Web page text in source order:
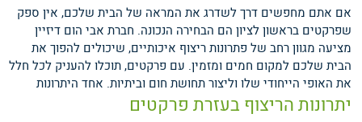
אם אתם מחפשים דרך לשדרג את המראה של הבית שלכם, אין ספק
שפרקטים בראשון לציון הם הבחירה הנכונה. חברת אבי הום דיזיין
מציעה מגוון רחב של פתרונות ריצוף איכותיים, שיכולים להפוך את
הבית שלכם למקום חמים ומזמין. עם פרקטים, תוכלו להעניק לכל חלל
את האופי הייחודי שלו וליצור תחושת חום וביתיות.
יתרונות הריצוף בעזרת פרקטים
אחד היתרונות